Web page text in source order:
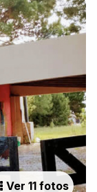
Ver 11 fotos